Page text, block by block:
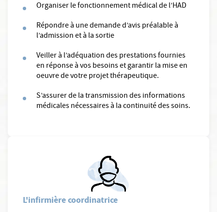
Organiser le fonctionnement médical de l’HAD
Répondre à une demande d’avis préalable à
l’admission et à la sortie
Veiller à l’adéquation des prestations fournies
en réponse à vos besoins et garantir la mise en
oeuvre de votre projet thérapeutique.
S’assurer de la transmission des informations
médicales nécessaires à la continuité des soins.
L'infirmière coordinatrice